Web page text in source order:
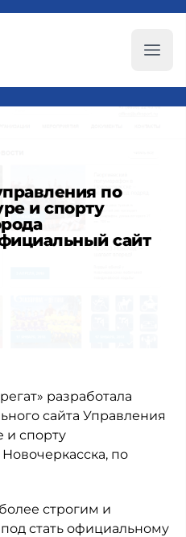
по
и спорту
сайт
разработала
сайта Управления
и спорту
по
строгим и
стать официальному